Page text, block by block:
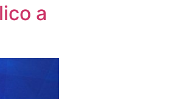
a